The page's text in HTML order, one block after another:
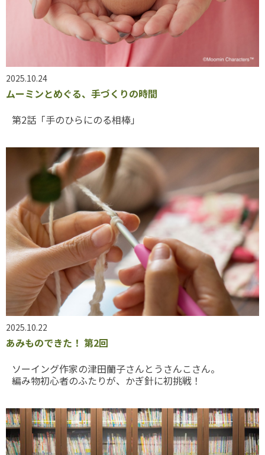
2025.10.24
ムーミンとめぐる、手づくりの時間
第2話「手のひらにのる相棒」
2025.10.22
あみものできた！ 第2回
ソーイング作家の津田蘭子さんとうさんこさん。
編み物初心者のふたりが、かぎ針に初挑戦！